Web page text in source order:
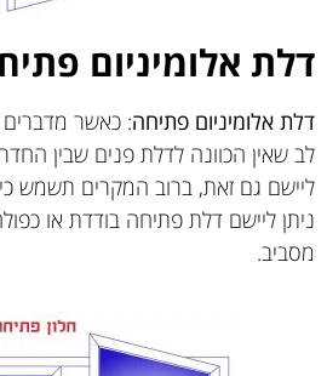
דלת אלומיניום
דלת אלומיניום פתיחה: כאשר
לב שאין הכוונה לדלת פנים שבין
ליישם גם זאת, ברוב המקרים תשמש
ניתן ליישם דלת פתיחה בודדת או
מסביב.